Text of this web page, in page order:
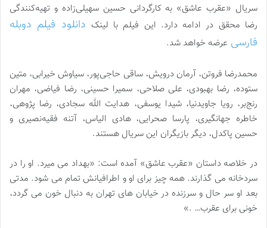
سریال «عقرب عاشق» به کارگردانی حسین سهیلی‌زاده و تهیه‌کنندگی
رضا محقق در ادامه دارد. این فیلم با لینک دانلود فیلم دوبله
فارسی عرضه خواهد شد.
محمدرضا فروتن، آرمان درویش، ساقی حاجی‌پور، سیاوش خیرابی، متین
ستوده، رضا بهبودی، علی صلاحی، سمیرا حسینی، رضا فیاضی، مهران
رنج‌بر، رویا جاویدنیا، شیدا یوسفی، هدایت‌ الله سجادی، رضا پژوهی،
خاطره جهانگیری، پارسا صحرایی، هادی الیاس، آتنه فقیه‌نصیری و
حسین پاکدل، دیگر بازیگران این سریال هستند.
در خلاصه داستان «عقرب عاشق» آمده است: «بهداد می‌ میرد. او را در
سردخانه می‌ گذارند. همه چیز برای او و اطرافیانش تمام می‌ شود. مدتی
بعد او سر حال و سرزنده در خیابان‌ های تهران به دنبال خون می گردد،
خونی برای عقرب… .»